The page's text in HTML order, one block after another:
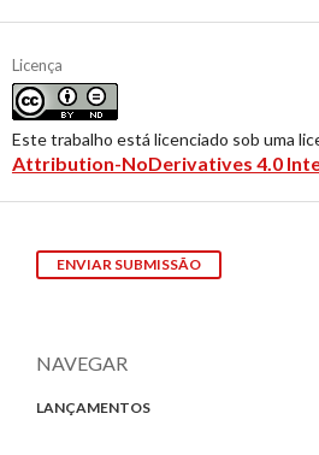
Licença
Este trabalho está licenciado sob uma
Attribution-NoDerivatives 4.0
ENVIAR SUBMISSÃO
NAVEGAR
LANÇAMENTOS